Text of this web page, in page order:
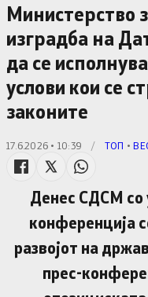
Министерство
изградба на
да се
услови кои се
законите
17.6.2026 • 10:39 / TОП •
Денес СДСМ со
конференција
развојот на
прес-